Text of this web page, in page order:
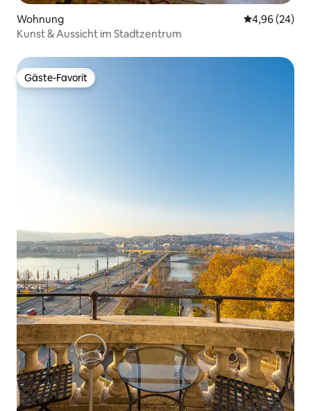
Wohnung
4,96 (24)
Kunst & Aussicht im Stadtzentrum
Gäste-Favorit
Gäste-Favorit